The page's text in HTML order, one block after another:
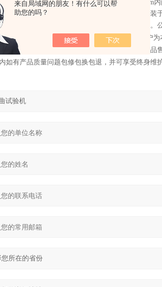
来自局域网的朋友！有什么可以帮
助您的吗？
处不应有明显空隙，否侧试验重做。离边缘10mm
装于主机上。用户拆箱后，用活扳手将两只手柄装
测设备，是一家拥有、、销售为一体的优良企业
户的观点与需求作为思考的出发点始终坚持“客户
的试验仪器产品。上海乐傲试验仪器有限公司产
如有产品质量问题包修包换包退，并可享受终身维